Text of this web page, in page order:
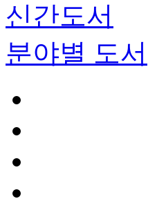
신간도서
분야별 도서